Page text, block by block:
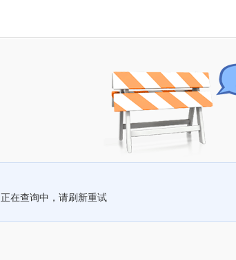
正在查询中，请刷新重试